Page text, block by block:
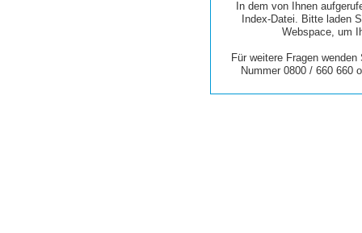
In dem von Ihnen
Index-Datei. Bitte laden
Webspace, um
Für weitere Fragen
Nummer 0800 / 660 660